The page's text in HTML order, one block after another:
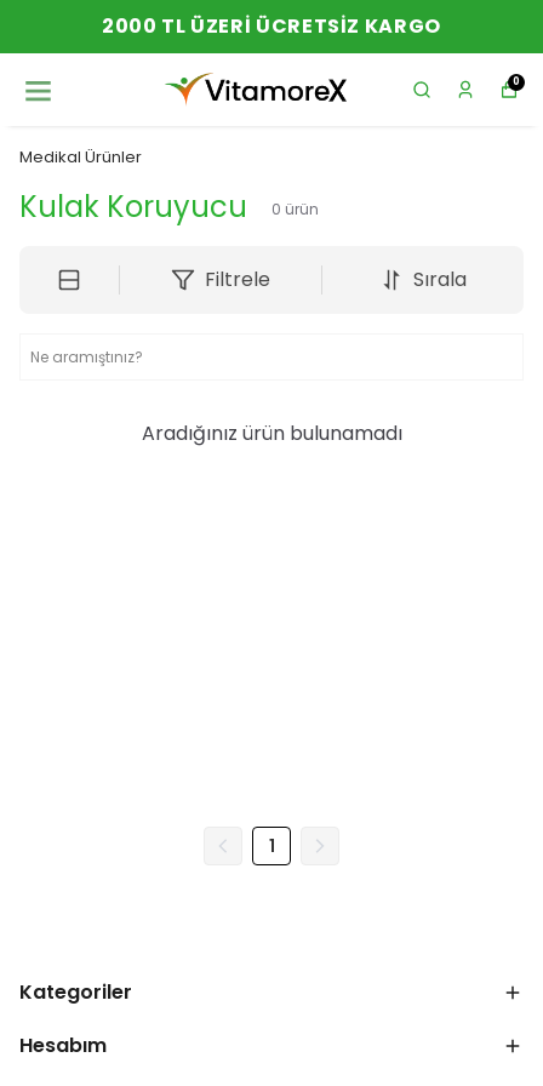
2000 TL ÜZERI ÜCRETSIZ KARGO
0
Medikal Ürünler
Kulak Koruyucu 0 ürün
Filtrele Sırala
Aradığınız ürün bulunamadı
1
Kategoriler
Hesabım